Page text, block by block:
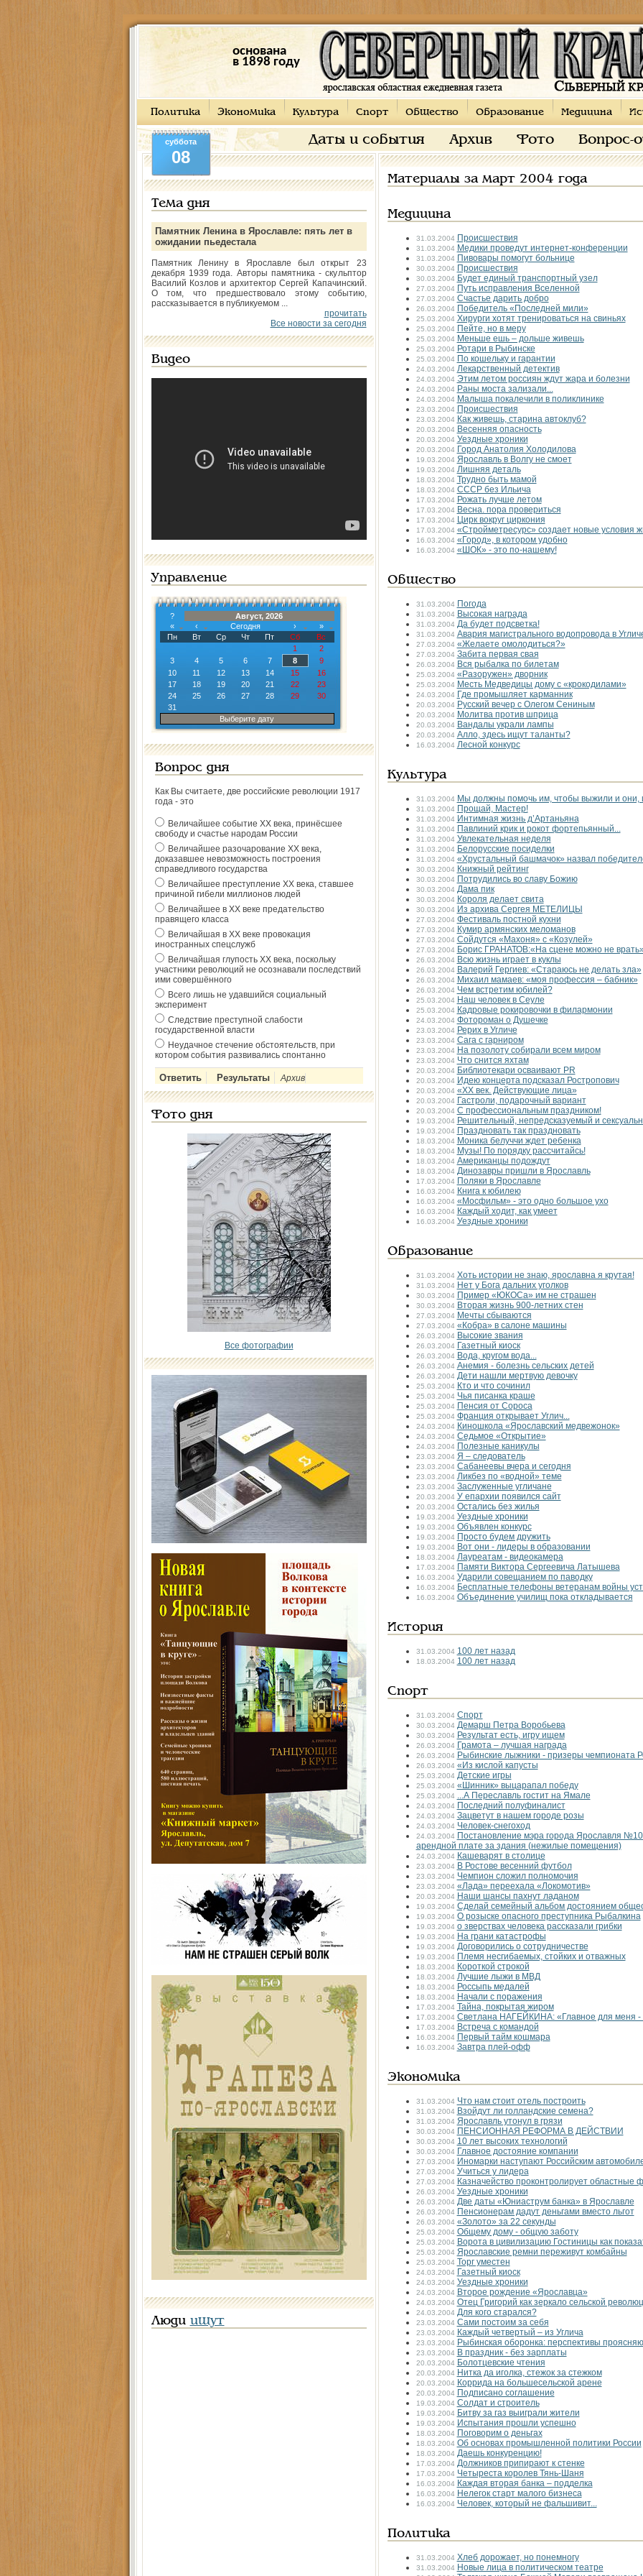
основана
в 1898 году
Политика Экономика Культура Спорт Общество Образование Медицина
Даты и события Архив Фото Вопрос-
суббота
08
Тема дня
Памятник Ленина в Ярославле: пять лет в
ожидании пьедестала
Памятник Ленину в Ярославле был открыт 23
декабря 1939 года. Авторы памятника - скульптор
Василий Козлов и архитектор Сергей Капачинский.
О том, что предшествовало этому событию,
рассказывается в публикуемом ...
прочитать
Все новости за сегодня
Видео
Управление
?
Август, 2026
«
‹ Сегодня ›
»
Пн
Вт Ср Чт Пт Сб
Вс
1
2
3
4 5 6 7 8
9
10
11 12 13 14 15
16
17
18 19 20 21 22
23
24
25 26 27 28 29
30
31
Выберите дату
Вопрос дня
Как Вы считаете, две российские революции 1917
года - это
Величайшее событие ХХ века, принёсшее
свободу и счастье народам России
Величайшее разочарование ХХ века,
доказавшее невозможность построения
справедливого государства
Величайшее преступление ХХ века, ставшее
причиной гибели миллионов людей
Величайшее в ХХ веке предательство
правящего класса
Величайшая в ХХ веке провокация
иностранных спецслужб
Величайшая глупость ХХ века, поскольку
участники революций не осознавали последствий
ими совершённого
Всего лишь не удавшийся социальный
эксперимент
Следствие преступной слабости
государственной власти
Неудачное стечение обстоятельств, при
котором события развивались спонтанно
Архив
Фото дня
Все фотографии
Люди ищут
Материалы за март 2004 года
Медицина
31.03.2004 Происшествия
31.03.2004 Медики проведут интернет-конференции
31.03.2004 Пивовары помогут больнице
30.03.2004 Происшествия
30.03.2004 Будет единый транспортный узел
27.03.2004 Путь исправления Вселенной
27.03.2004 Счастье дарить добро
26.03.2004 Победитель «Последней мили»
25.03.2004 Хирурги хотят тренироваться на свиньях
25.03.2004 Пейте, но в меру
25.03.2004 Меньше ешь – дольше живешь
25.03.2004 Ротари в Рыбинске
25.03.2004 По кошельку и гарантии
24.03.2004 Лекарственный детектив
24.03.2004 Этим летом россиян ждут жара и болезни
24.03.2004 Раны моста зализали...
24.03.2004 Малыша покалечили в поликлинике
23.03.2004 Происшествия
23.03.2004 Как живешь, старина автоклуб?
20.03.2004 Весенняя опасность
20.03.2004 Уездные хроники
20.03.2004 Город Анатолия Холодилова
19.03.2004 Ярославль в Волгу не смоет
19.03.2004 Лишняя деталь
18.03.2004 Трудно быть мамой
18.03.2004 СССР без Ильича
17.03.2004 Рожать лучше летом
17.03.2004 Весна. пора провериться
17.03.2004 Цирк вокруг циркония
17.03.2004 «Стройметресурс» создает новые условия
16.03.2004 «Город», в котором удобно
16.03.2004 «ШОК» - это по-нашему!
Общество
31.03.2004 Погода
31.03.2004 Высокая награда
31.03.2004 Да будет подсветка!
31.03.2004 Авария магистрального водопровода в
27.03.2004 «Желаете омолодиться?»
27.03.2004 Забита первая свая
26.03.2004 Вся рыбалка по билетам
25.03.2004 «Разоружен» дворник
25.03.2004 Месть Медведицы дому с «крокодилами»
24.03.2004 Где промышляет карманник
20.03.2004 Русский вечер с Олегом Сениным
20.03.2004 Молитва против шприца
20.03.2004 Вандалы украли лампы
20.03.2004 Алло, здесь ищут таланты?
16.03.2004 Лесной конкурс
Культура
31.03.2004 Мы должны помочь им, чтобы выжили и они,
31.03.2004 Прощай, Мастер!
31.03.2004 Интимная жизнь д’Артаньяна
31.03.2004 Павлиний крик и рокот фортепьянный...
31.03.2004 Увлекательная неделя
31.03.2004 Белорусские посиделки
31.03.2004 «Хрустальный башмачок» назвал
30.03.2004 Книжный рейтинг
30.03.2004 Потрудились во славу Божию
30.03.2004 Дама пик
30.03.2004 Короля делает свита
30.03.2004 Из архива Сергея МЕТЕЛИЦЫ
27.03.2004 Фестиваль постной кухни
27.03.2004 Кумир армянских меломанов
27.03.2004 Сойдутся «Махоня» с «Козулей»
27.03.2004 Борис ГРАНАТОВ:«На сцене можно не
26.03.2004 Всю жизнь играет в куклы
26.03.2004 Валерий Гергиев: «Стараюсь не делать зла»
26.03.2004 Михаил мамаев: «моя профессия – бабник»
26.03.2004 Чем встретим юбилей?
25.03.2004 Наш человек в Сеуле
25.03.2004 Кадровые рокировочки в филармонии
24.03.2004 Фотороман о Душечке
23.03.2004 Рерих в Угличе
23.03.2004 Сага с гарниром
23.03.2004 На позолоту собирали всем миром
23.03.2004 Что снится яхтам
20.03.2004 Библиотекари осваивают PR
20.03.2004 Идею концерта подсказал Ростропович
20.03.2004 «ХХ век. Действующие лица»
20.03.2004 Гастроли, подарочный вариант
20.03.2004 С профессиональным праздником!
19.03.2004 Решительный, непредсказуемый и
19.03.2004 Праздновать так праздновать
18.03.2004 Моника белуччи ждет ребенка
18.03.2004 Музы! По порядку рассчитайсь!
18.03.2004 Американцы подождут
18.03.2004 Динозавры пришли в Ярославль
17.03.2004 Поляки в Ярославле
16.03.2004 Книга к юбилею
16.03.2004 «Мосфильм» - это одно большое ухо
16.03.2004 Каждый ходит, как умеет
16.03.2004 Уездные хроники
Образование
31.03.2004 Хоть истории не знаю, ярославна я крутая!
31.03.2004 Нет у Бога дальних уголков
30.03.2004 Пример «ЮКОСа» им не страшен
30.03.2004 Вторая жизнь 900-летних стен
27.03.2004 Мечты сбываются
27.03.2004 «Кобра» в салоне машины
26.03.2004 Высокие звания
26.03.2004 Газетный киоск
26.03.2004 Вода, кругом вода...
26.03.2004 Анемия - болезнь сельских детей
26.03.2004 Дети нашли мертвую девочку
25.03.2004 Кто и что сочинил
25.03.2004 Чья писанка краше
25.03.2004 Пенсия от Сороса
25.03.2004 Франция открывает Углич...
24.03.2004 Киношкола «Ярославский медвежонок»
24.03.2004 Седьмое «Открытие»
24.03.2004 Полезные каникулы
23.03.2004 Я – следователь
23.03.2004 Сабанеевы вчера и сегодня
23.03.2004 Ликбез по «водной» теме
23.03.2004 Заслуженные угличане
20.03.2004 У епархии появился сайт
20.03.2004 Остались без жилья
19.03.2004 Уездные хроники
19.03.2004 Объявлен конкурс
19.03.2004 Просто будем дружить
19.03.2004 Вот они - лидеры в образовании
18.03.2004 Лауреатам - видеокамера
17.03.2004 Памяти Виктора Сергеевича Латышева
16.03.2004 Ударили совещанием по паводку
16.03.2004 Бесплатные телефоны ветеранам войны
16.03.2004 Объединение училищ пока откладывается
История
31.03.2004 100 лет назад
18.03.2004 100 лет назад
Спорт
31.03.2004 Спорт
30.03.2004 Демарш Петра Воробьева
30.03.2004 Результат есть, игру ищем
26.03.2004 Грамота – лучшая награда
26.03.2004 Рыбинские лыжники - призеры чемпионата
26.03.2004 «Из кислой капусты
25.03.2004 Детские игры
25.03.2004 «Шинник» выцарапал победу
25.03.2004 ...А Переславль гостит на Ямале
24.03.2004 Последний полуфиналист
24.03.2004 Зацветут в нашем городе розы
24.03.2004 Человек-снегоход
24.03.2004 Постановление мэра города Ярославля
арендной плате за здания (нежилые помещения)
24.03.2004 Кашеварят в столице
23.03.2004 В Ростове весенний футбол
23.03.2004 Чемпион сложил полномочия
23.03.2004 «Лада» переехала «Локомотив»
20.03.2004 Наши шансы пахнут ладаном
19.03.2004 Сделай семейный альбом достоянием
19.03.2004 О розыске опасного преступника Рыбалкина
19.03.2004 о зверствах человека рассказали грибки
19.03.2004 На грани катастрофы
19.03.2004 Договорились о сотрудничестве
19.03.2004 Племя несгибаемых, стойких и отважных
18.03.2004 Короткой строкой
18.03.2004 Лучшие лыжи в МВД
18.03.2004 Россыпь медалей
18.03.2004 Начали с поражения
17.03.2004 Тайна, покрытая жиром
17.03.2004 Светлана НАГЕЙКИНА: «Главное для меня -
17.03.2004 Встреча с командой
16.03.2004 Первый тайм кошмара
16.03.2004 Завтра плей-офф
Экономика
31.03.2004 Что нам стоит отель построить
31.03.2004 Взойдут ли голландские семена?
31.03.2004 Ярославль утонул в грязи
30.03.2004 ПЕНСИОННАЯ РЕФОРМА В ДЕЙСТВИИ
30.03.2004 10 лет высоких технологий
30.03.2004 Главное достояние компании
27.03.2004 Иномарки наступают Российским
27.03.2004 Учиться у лидера
27.03.2004 Казначейство проконтролирует областные
26.03.2004 Уездные хроники
26.03.2004 Две даты «Юниаструм банка» в Ярославле
26.03.2004 Пенсионерам дадут деньгами вместо льгот
26.03.2004 «Золото» за 22 секунды
25.03.2004 Общему дому - общую заботу
25.03.2004 Ворота в цивилизацию Гостиницы как
25.03.2004 Ярославские ремни переживут комбайны
25.03.2004 Торг уместен
24.03.2004 Газетный киоск
24.03.2004 Уездные хроники
24.03.2004 Второе рождение «Ярославца»
24.03.2004 Отец Григорий как зеркало сельской
24.03.2004 Для кого старался?
23.03.2004 Сами постоим за себя
23.03.2004 Каждый четвертый – из Углича
23.03.2004 Рыбинская оборонка: перспективы
23.03.2004 В праздник - без зарплаты
20.03.2004 Болотцевские чтения
20.03.2004 Нитка да иголка, стежок за стежком
20.03.2004 Коррида на большесельской арене
20.03.2004 Подписано соглашение
19.03.2004 Солдат и строитель
19.03.2004 Битву за газ выиграли жители
19.03.2004 Испытания прошли успешно
18.03.2004 Поговорим о деньгах
18.03.2004 Об основах промышленной политики России
18.03.2004 Даешь конкуренцию!
17.03.2004 Должников припирают к стенке
17.03.2004 Четыреста королев Тянь-Шаня
16.03.2004 Каждая вторая банка – подделка
16.03.2004 Нелегок старт малого бизнеса
16.03.2004 Человек, который не фальшивит...
Политика
31.03.2004 Хлеб дорожает, но понемногу
31.03.2004 Новые лица в политическом театре